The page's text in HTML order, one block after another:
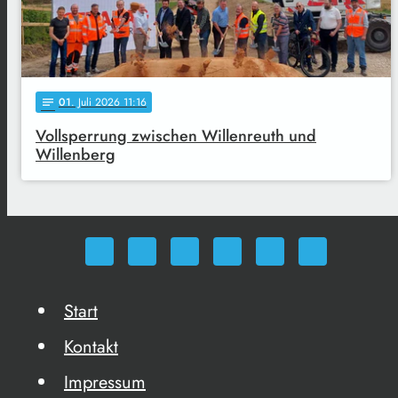
notes 01. Juli 2026 11:16
Vollsperrung zwischen Willenreuth und
Willenberg
Start
Kontakt
Impressum